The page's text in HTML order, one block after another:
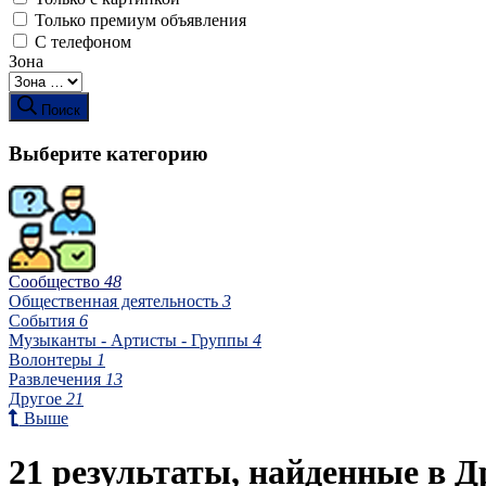
Только премиум объявления
С телефоном
Зона
Поиск
Выберите категорию
Сообщество 48
Общественная деятельность 3
События 6
Музыканты - Артисты - Группы 4
Волонтеры 1
Развлечения 13
Другое 21
Выше
21 результаты, найденные в